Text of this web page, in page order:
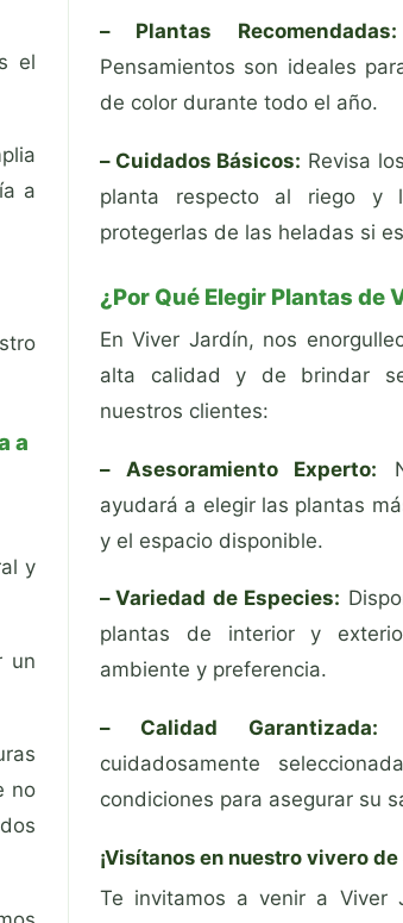
el
a
a
y
un
no
– Plantas Recomendadas:
Pensamientos son ideales
de color durante todo el año.
– Cuidados Básicos: Revisa
planta respecto al riego y
protegerlas de las heladas si
¿Por Qué Elegir Plantas de
En Viver Jardín, nos
alta calidad y de brindar
nuestros clientes:
– Asesoramiento Experto:
ayudará a elegir las plantas
y el espacio disponible.
– Variedad de Especies:
plantas de interior y
ambiente y preferencia.
– Calidad Garantizada:
cuidadosamente
condiciones para asegurar su
¡Visítanos en nuestro vivero
Te invitamos a venir a Viver